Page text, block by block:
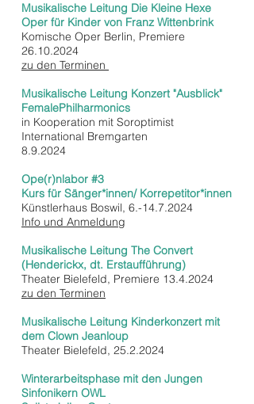
Musikalische Leitung Die Kleine Hexe
Oper für Kinder von Franz Wittenbrink
Komische Oper Berlin, Premiere
26.10.2024
zu den Terminen
Musikalische Leitung Konzert "Ausblick"
FemalePhilharmonics
in Kooperation mit Soroptimist
International Bremgarten
8.9.2024
Ope(r)nlabor #3
Kurs für Sänger*innen/ Korrepetitor*innen
Künstlerhaus Boswil, 6.-14.7.2024
Info und Anmeldung
Musikalische Leitung The Convert
(Henderickx, dt. Erstaufführung)
Theater Bielefeld, Premiere 13.4.2024
zu den Terminen
Musikalische Leitung Kinderkonzert mit
dem Clown Jeanloup
Theater Bielefeld, 25.2.2024
Winterarbeitsphase mit den Jungen
Sinfonikern OWL